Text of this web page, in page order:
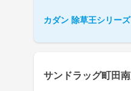
カダン 除草王シリー
サンドラッグ町田